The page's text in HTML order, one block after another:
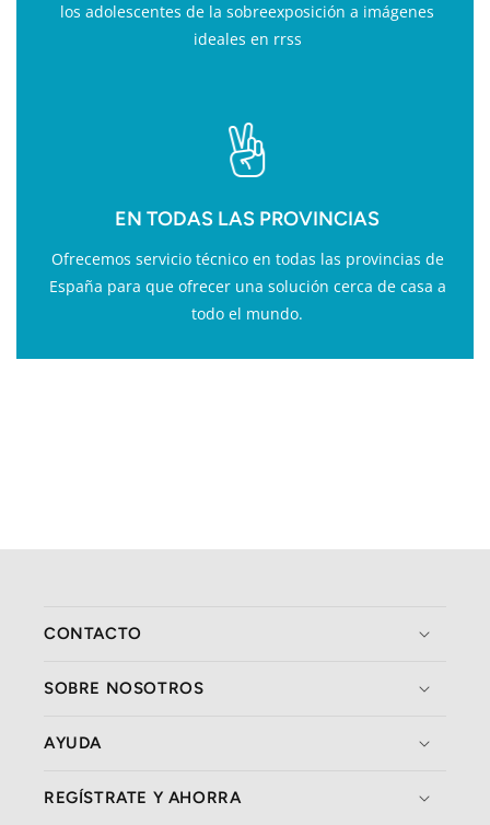
los adolescentes de la sobreexposición a imágenes
ideales en rrss
EN TODAS LAS PROVINCIAS
Ofrecemos servicio técnico en todas las provincias de
España para que ofrecer una solución cerca de casa a
todo el mundo.
CONTACTO
SOBRE NOSOTROS
AYUDA
REGÍSTRATE Y AHORRA